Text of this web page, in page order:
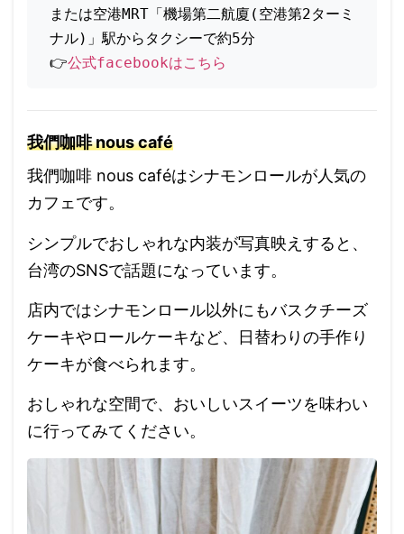
または空港MRT「機場第二航廈(空港第2ターミ
ナル)」駅からタクシーで約5分
👉公式facebookはこちら
我們咖啡 nous café
我們咖啡 nous caféはシナモンロールが人気の
カフェです。
シンプルでおしゃれな内装が写真映えすると、
台湾のSNSで話題になっています。
店内ではシナモンロール以外にもバスクチーズ
ケーキやロールケーキなど、日替わりの手作り
ケーキが食べられます。
おしゃれな空間で、おいしいスイーツを味わい
に行ってみてください。